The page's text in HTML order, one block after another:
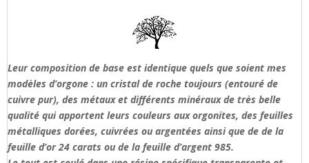
Leur composition de base est identique quels que soient mes
modèles d’orgone : un cristal de roche toujours (entouré de
cuivre pur), des métaux et différents minéraux de très belle
qualité qui apportent leurs couleurs aux orgonites, des feuilles
métalliques dorées, cuivrées ou argentées ainsi que de de la
feuille d’or 24 carats ou de la feuille d’argent 985.